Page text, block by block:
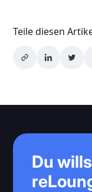
Teile diesen
Du